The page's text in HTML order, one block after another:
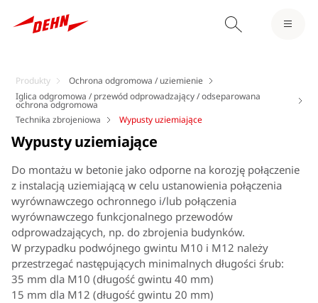
Produkty
Ochrona odgromowa / uziemienie
Iglica odgromowa / przewód odprowadzający / odseparowana
ochrona odgromowa
Technika zbrojeniowa
Wypusty uziemiające
Wypusty uziemiające
Do montażu w betonie jako odporne na korozję połączenie
z instalacją uziemiającą w celu ustanowienia połączenia
wyrównawczego ochronnego i/lub połączenia
wyrównawczego funkcjonalnego przewodów
odprowadzających, np. do zbrojenia budynków.
W przypadku podwójnego gwintu M10 i M12 należy
przestrzegać następujących minimalnych długości śrub:
35 mm dla M10 (długość gwintu 40 mm)
15 mm dla M12 (długość gwintu 20 mm)